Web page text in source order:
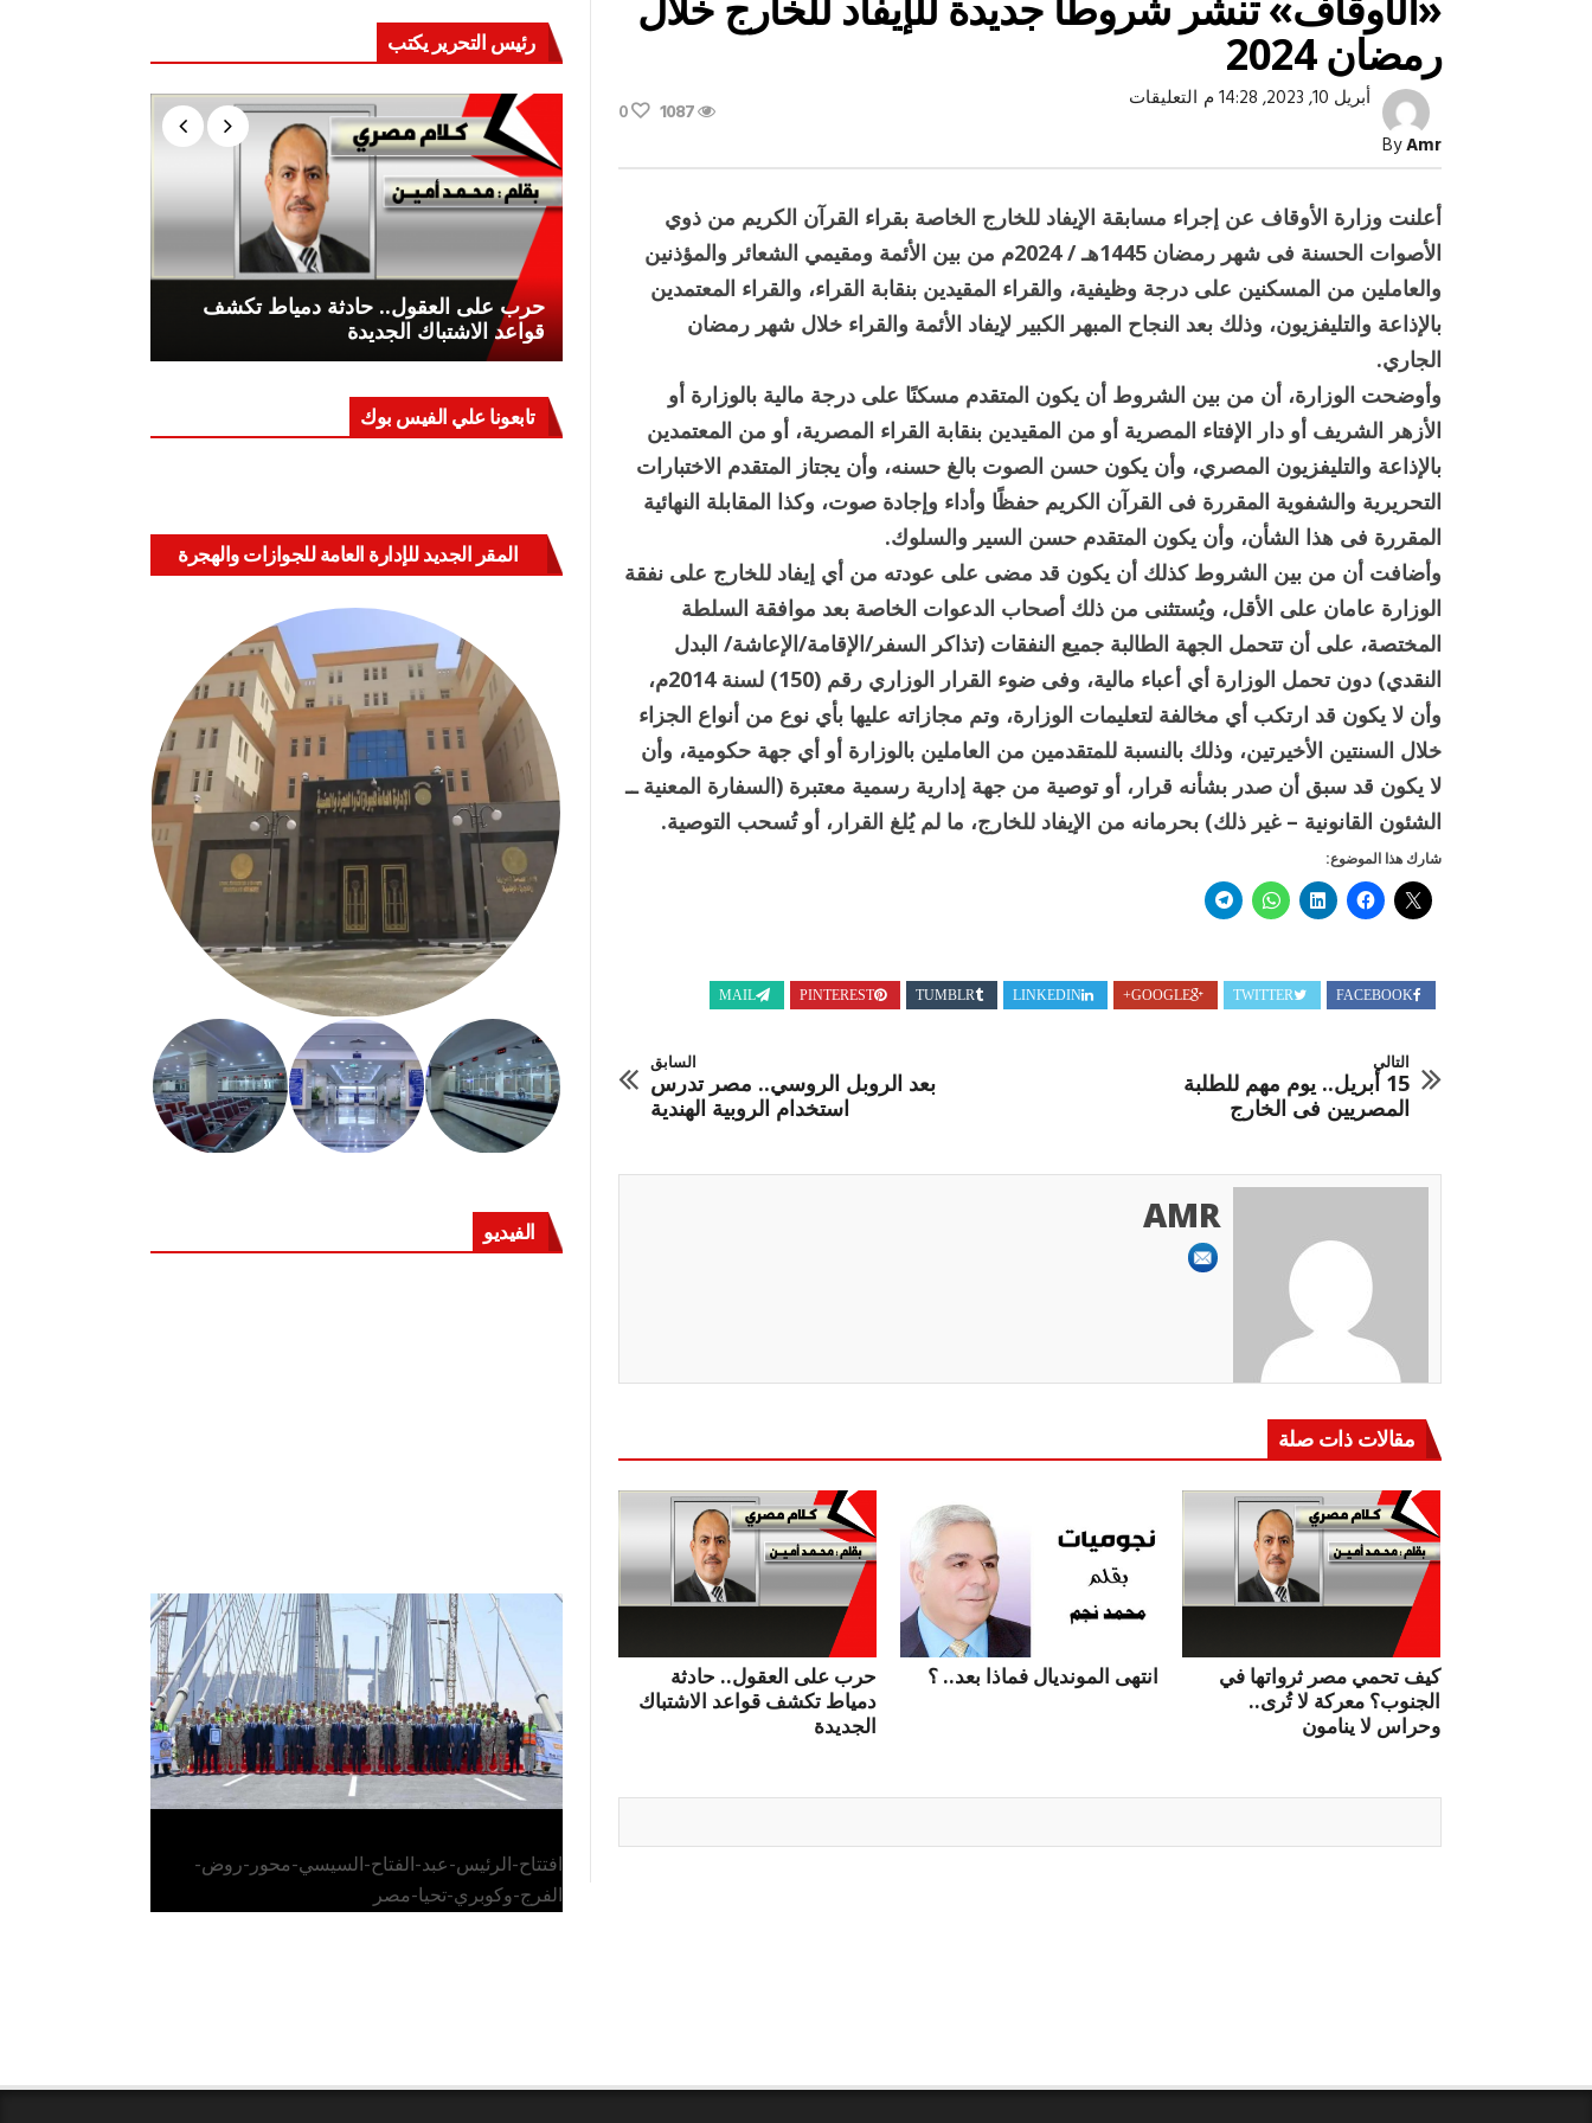
رمضان 2024
ByAmr
أبريل 10, 2023, 14:28 م التعليقات
جديدة
للخارج
خلال
رمضان
2024
مغلقة
1087
0
أعلنت وزارة الأوقاف عن إجراء مسابقة الإيفاد للخارج الخاصة بقراء القرآن الكريم من ذوي
الأصوات الحسنة فى شهر رمضان 1445هـ / 2024م من بين الأئمة ومقيمي الشعائر والمؤذنين
والعاملين من المسكنين على درجة وظيفية، والقراء المقيدين بنقابة القراء، والقراء المعتمدين
بالإذاعة والتليفزيون، وذلك بعد النجاح المبهر الكبير لإيفاد الأئمة والقراء خلال شهر رمضان
الجاري.
وأوضحت الوزارة، أن من بين الشروط أن يكون المتقدم مسكنًا على درجة مالية بالوزارة أو
الأزهر الشريف أو دار الإفتاء المصرية أو من المقيدين بنقابة القراء المصرية، أو من المعتمدين
بالإذاعة والتليفزيون المصري، وأن يكون حسن الصوت بالغ حسنه، وأن يجتاز المتقدم الاختبارات
التحريرية والشفوية المقررة فى القرآن الكريم حفظًا وأداء وإجادة صوت، وكذا المقابلة النهائية
المقررة فى هذا الشأن، وأن يكون المتقدم حسن السير والسلوك.
وأضافت أن من بين الشروط كذلك أن يكون قد مضى على عودته من أي إيفاد للخارج على نفقة
الوزارة عامان على الأقل، ويُستثنى من ذلك أصحاب الدعوات الخاصة بعد موافقة السلطة
المختصة، على أن تتحمل الجهة الطالبة جميع النفقات (تذاكر السفر/الإقامة/الإعاشة/ البدل
النقدي) دون تحمل الوزارة أي أعباء مالية، وفى ضوء القرار الوزاري رقم (150) لسنة 2014م،
وأن لا يكون قد ارتكب أي مخالفة لتعليمات الوزارة، وتم مجازاته عليها بأي نوع من أنواع الجزاء
خلال السنتين الأخيرتين، وذلك بالنسبة للمتقدمين من العاملين بالوزارة أو أي جهة حكومية، وأن
لا يكون قد سبق أن صدر بشأنه قرار، أو توصية من جهة إدارية رسمية معتبرة (السفارة المعنية ــ
الشئون القانونية – غير ذلك) بحرمانه من الإيفاد للخارج، ما لم يُلغ القرار، أو تُسحب التوصية.
شارك هذا الموضوع:
FACEBOOK
TWITTER
GOOGLE+
LINKEDIN
TUMBLR
PINTEREST
MAIL
السابق
بعد الروبل الروسي.. مصر تدرس
استخدام الروبية الهندية
التالي
15 أبريل.. يوم مهم للطلبة
المصريين فى الخارج
AMR
مقالات ذات صلة
حرب على العقول.. حادثة
دمياط تكشف قواعد الاشتباك
الجديدة
انتهى المونديال فماذا بعد.. ؟
كيف تحمي مصر ثرواتها في
الجنوب؟ معركة لا تُرى..
وحراس لا ينامون
رئيس التحرير يكتب
حرب على العقول.. حادثة دمياط تكشف
قواعد الاشتباك الجديدة
كيف تحمي مصر ثرواتها في الجنوب؟
معركة لا تُرى.. وحراس لا ينامون
جهاز مستقبل مصر نموذجا.. لماذا تُنشئ
الدول كيانات تنموية عملاقة؟
تابعونا علي الفيس بوك
المقر الجديد للإدارة العامة للجوازات والهجرة
الفيديو
الرئيس عبد الفتاح السيسي يفتتح محور روض
الفرج وكوبري تحيا مصر
افتتاح-الرئيس-عبد-الفتاح-السيسي-محور-روض-
الفرج-وكوبري-تحيا-مصر